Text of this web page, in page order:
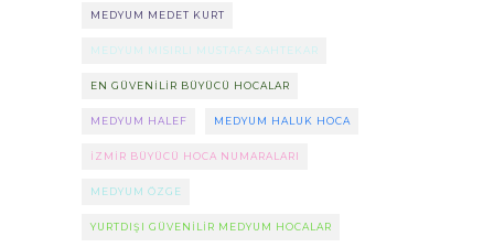
MEDYUM MEDET KURT
MEDYUM MISIRLI MUSTAFA SAHTEKAR
EN GÜVENILIR BÜYÜCÜ HOCALAR
MEDYUM HALEF MEDYUM HALUK HOCA
IZMIR BÜYÜCÜ HOCA NUMARALARI
MEDYUM ÖZGE
YURTDIŞI GÜVENILIR MEDYUM HOCALAR